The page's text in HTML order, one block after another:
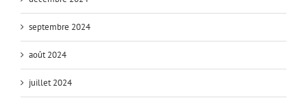
septembre 2024
août 2024
juillet 2024